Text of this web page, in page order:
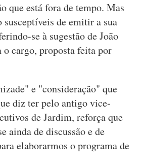
que está fora de tempo. Mas
susceptíveis de emitir a sua
se à sugestão de João
o cargo, proposta feita por
e "consideração" que
diz ter pelo antigo vice-
de Jardim, reforça que
ainda de discussão e de
elaborarmos o programa de